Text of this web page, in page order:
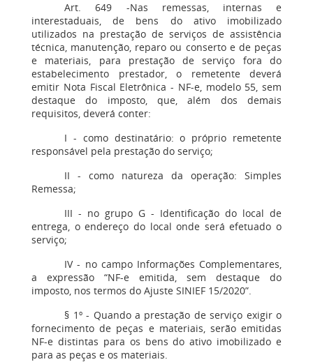
Art. 649 -Nas remessas, internas e
interestaduais, de bens do ativo imobilizado
utilizados na prestação de serviços de assistência
técnica, manutenção, reparo ou conserto e de peças
e materiais, para prestação de serviço fora do
estabelecimento prestador, o remetente deverá
emitir Nota Fiscal Eletrônica - NF-e, modelo 55, sem
destaque do imposto, que, além dos demais
requisitos, deverá conter:
I - como destinatário: o próprio remetente
responsável pela prestação do serviço;
II - como natureza da operação: Simples
Remessa;
III - no grupo G - Identificação do local de
entrega, o endereço do local onde será efetuado o
serviço;
IV - no campo Informações Complementares,
a expressão “NF-e emitida, sem destaque do
imposto, nos termos do Ajuste SINIEF 15/2020”.
§ 1º - Quando a prestação de serviço exigir o
fornecimento de peças e materiais, serão emitidas
NF-e distintas para os bens do ativo imobilizado e
para as peças e os materiais.